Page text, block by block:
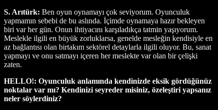
S. Arıtürk: Ben oyun oynamayı çok seviyorum. Oyunculuk
yapmamın sebebi de bu aslında. İçimde oynamaya hazır bekleyen
biri var her gün. Onun ihtiyacını karşıladıkça tatmin yaşıyorum.
Meslekle ilgili en büyük zorluklarsa, genelde mesleğin kendisiyle en
az bağlantısı olan birtakım sektörel detaylarla ilgili oluyor. Bu, sanat
yapmayı ve onu satmayı içeren her meslekte var olan bir çelişki
zaten.
HELLO!: Oyunculuk anlamında kendinizde eksik gördüğünüz
noktalar var mı? Kendinizi seyreder misiniz, özeleştiri yapsanız
neler söylerdiniz?